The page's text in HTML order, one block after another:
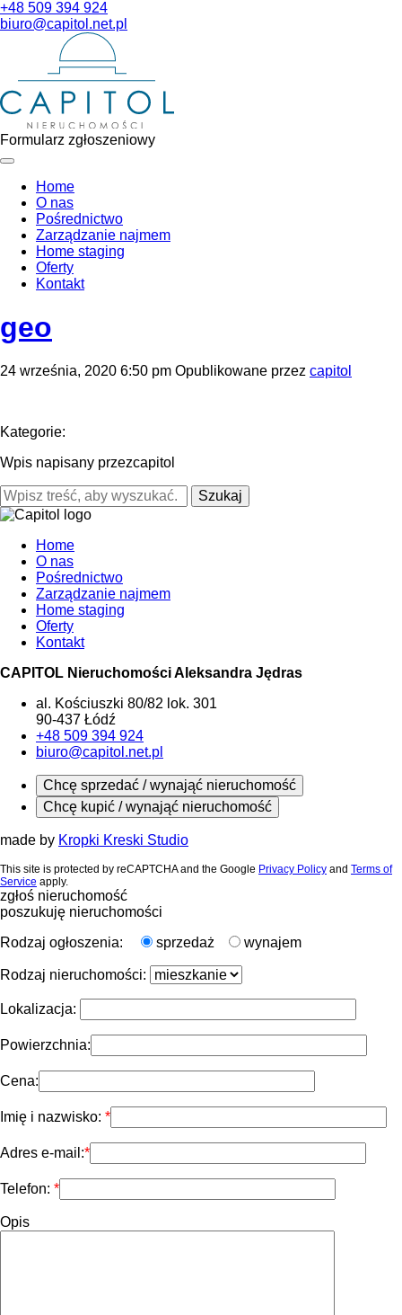
+48 509 394 924
biuro@capitol.net.pl
Formularz zgłoszeniowy
Home
O nas
Pośrednictwo
Zarządzanie najmem
Home staging
Oferty
Kontakt
geo
24 września, 2020 6:50 pm Opublikowane przez capitol
Kategorie:
Wpis napisany przezcapitol
Szukaj
Home
O nas
Pośrednictwo
Zarządzanie najmem
Home staging
Oferty
Kontakt
CAPITOL Nieruchomości Aleksandra Jędras
al. Kościuszki 80/82 lok. 301
90-437 Łódź
+48 509 394 924
biuro@capitol.net.pl
Chcę sprzedać / wynająć nieruchomość
Chcę kupić / wynająć nieruchomość
made by Kropki Kreski Studio
This site is protected by reCAPTCHA and the Google Privacy Policy and Terms of
Service apply.
zgłoś nieruchomość
poszukuję nieruchomości
Rodzaj ogłoszenia:
sprzedaż wynajem
Rodzaj nieruchomości:
Lokalizacja:
Powierzchnia:
Cena:
Imię i nazwisko:
Adres e-mail:
Telefon:
Opis